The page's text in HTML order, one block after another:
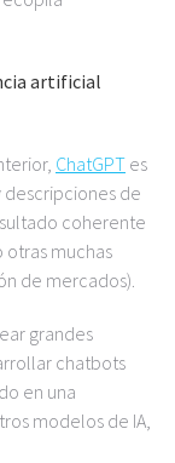
artificial
ChatGPT es
descripciones de
coherente
otras muchas
de mercados).
grandes
chatbots
en una
modelos de IA,